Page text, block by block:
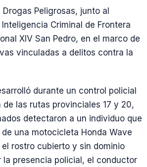
Peligrosas, junto al
Criminal de Frontera
XIV San Pedro, en el marco de
vinculadas a delitos contra la
durante un control policial
las rutas provinciales 17 y 20,
detectaron a un individuo que
una motocicleta Honda Wave
rostro cubierto y sin dominio
la presencia policial, el conductor